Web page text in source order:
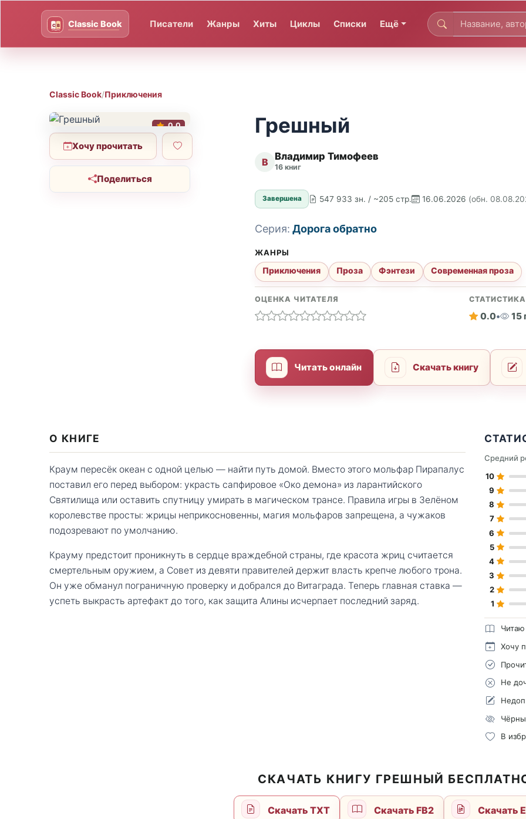
Писатели Жанры Хиты Циклы Списки Ещё
Classic Book/Приключения
0.0
Хочу прочитать
Поделиться
Грешный
В Владимир Тимофеев
16 книг
Завершена 547 933 зн. / ~205 стр. 16.06.2026 (обн.
Серия: Дорога обратно
ЖАНРЫ
Приключения Проза Фэнтези Современная проза
ОЦЕНКА ЧИТАТЕЛЯ СТАТИСТИКА
0.0• 15
Читать онлайн Скачать книгу
О КНИГЕ
Краум пересёк океан с одной целью — найти путь домой. Вместо этого мольфар Пирапалус
поставил его перед выбором: украсть сапфировое «Око демона» из ларантийского
Святилища или оставить спутницу умирать в магическом трансе. Правила игры в Зелёном
королевстве просты: жрицы неприкосновенны, магия мольфаров запрещена, а чужаков
подозревают по умолчанию.
Крауму предстоит проникнуть в сердце враждебной страны, где красота жриц считается
смертельным оружием, а Совет из девяти правителей держит власть крепче любого трона.
Он уже обманул пограничную проверку и добрался до Витаграда. Теперь главная ставка —
успеть выкрасть артефакт до того, как защита Алины исчерпает последний заряд.
Средний
10
9
8
7
6
5
4
3
2
1
Читаю
Хочу
Не
В
СКАЧАТЬ КНИГУ ГРЕШНЫЙ
Скачать TXT Скачать FB2 Скачать